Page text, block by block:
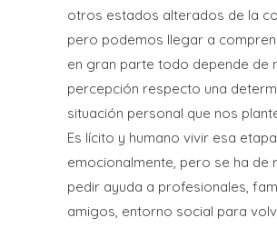
otros estados alterados de la
pero podemos llegar a
en gran parte todo depende de
percepción respecto una
situación personal que nos
Es lícito y humano vivir esa
emocionalmente, pero se ha de
pedir ayuda a profesionales,
amigos, entorno social para